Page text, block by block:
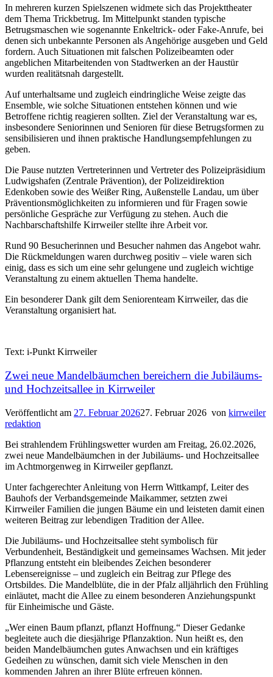
In mehreren kurzen Spielszenen widmete sich das Projekttheater
dem Thema Trickbetrug. Im Mittelpunkt standen typische
Betrugsmaschen wie sogenannte Enkeltrick- oder Fake-Anrufe, bei
denen sich unbekannte Personen als Angehörige ausgeben und Geld
fordern. Auch Situationen mit falschen Polizeibeamten oder
angeblichen Mitarbeitenden von Stadtwerken an der Haustür
wurden realitätsnah dargestellt.
Auf unterhaltsame und zugleich eindringliche Weise zeigte das
Ensemble, wie solche Situationen entstehen können und wie
Betroffene richtig reagieren sollten. Ziel der Veranstaltung war es,
insbesondere Seniorinnen und Senioren für diese Betrugsformen zu
sensibilisieren und ihnen praktische Handlungsempfehlungen zu
geben.
Die Pause nutzten Vertreterinnen und Vertreter des Polizeipräsidium
Ludwigshafen (Zentrale Prävention), der Polizeidirektion
Edenkoben sowie des Weißer Ring, Außenstelle Landau, um über
Präventionsmöglichkeiten zu informieren und für Fragen sowie
persönliche Gespräche zur Verfügung zu stehen. Auch die
Nachbarschaftshilfe Kirrweiler stellte ihre Arbeit vor.
Rund 90 Besucherinnen und Besucher nahmen das Angebot wahr.
Die Rückmeldungen waren durchweg positiv – viele waren sich
einig, dass es sich um eine sehr gelungene und zugleich wichtige
Veranstaltung zu einem aktuellen Thema handelte.
Ein besonderer Dank gilt dem Seniorenteam Kirrweiler, das die
Veranstaltung organisiert hat.
Text: i-Punkt Kirrweiler
Zwei neue Mandelbäumchen bereichern die Jubiläums-
und Hochzeitsallee in Kirrweiler
Veröffentlicht am 27. Februar 202627. Februar 2026 von kirrweiler
redaktion
Bei strahlendem Frühlingswetter wurden am Freitag, 26.02.2026,
zwei neue Mandelbäumchen in der Jubiläums- und Hochzeitsallee
im Achtmorgenweg in Kirrweiler gepflanzt.
Unter fachgerechter Anleitung von Herrn Wittkampf, Leiter des
Bauhofs der Verbandsgemeinde Maikammer, setzten zwei
Kirrweiler Familien die jungen Bäume ein und leisteten damit einen
weiteren Beitrag zur lebendigen Tradition der Allee.
Die Jubiläums- und Hochzeitsallee steht symbolisch für
Verbundenheit, Beständigkeit und gemeinsames Wachsen. Mit jeder
Pflanzung entsteht ein bleibendes Zeichen besonderer
Lebensereignisse – und zugleich ein Beitrag zur Pflege des
Ortsbildes. Die Mandelblüte, die in der Pfalz alljährlich den Frühling
einläutet, macht die Allee zu einem besonderen Anziehungspunkt
für Einheimische und Gäste.
„Wer einen Baum pflanzt, pflanzt Hoffnung.“ Dieser Gedanke
begleitete auch die diesjährige Pflanzaktion. Nun heißt es, den
beiden Mandelbäumchen gutes Anwachsen und ein kräftiges
Gedeihen zu wünschen, damit sich viele Menschen in den
kommenden Jahren an ihrer Blüte erfreuen können.